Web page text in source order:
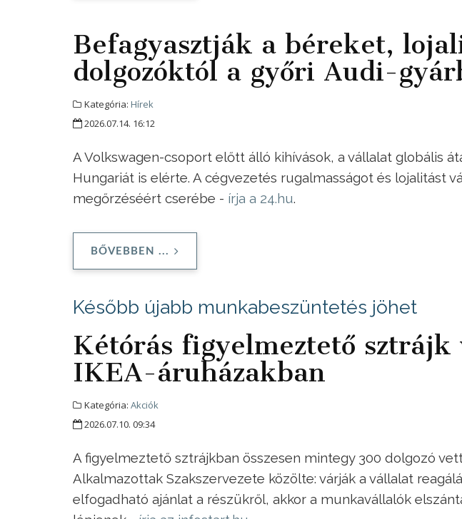
Befagyasztják a béreket,
dolgozóktól a győri Audi-
Kategória: Hírek
2026.07.14. 16:12
A Volkswagen-csoport előtt álló kihívások, a vállalat globális
Hungariát is elérte. A cégvezetés rugalmasságot és lojalitást
megőrzéséért cserébe - írja a 24.hu.
BŐVEBBEN ...
Később újabb munkabeszüntetés jöhet
Kétórás figyelmeztető sztrájk
IKEA-áruházakban
Kategória: Akciók
2026.07.10. 09:34
A figyelmeztető sztrájkban összesen mintegy 300 dolgozó
Alkalmazottak Szakszervezete közölte: várják a vállalat
elfogadható ajánlat a részükről, akkor a munkavállalók